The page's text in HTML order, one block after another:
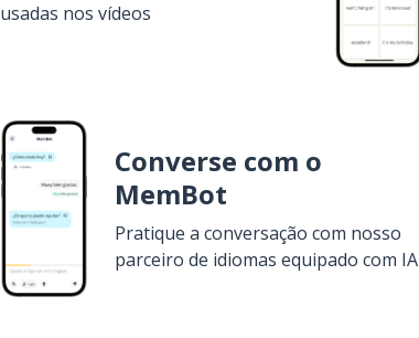
usadas nos vídeos
Converse com o
MemBot
Pratique a conversação com nosso
parceiro de idiomas equipado com IA